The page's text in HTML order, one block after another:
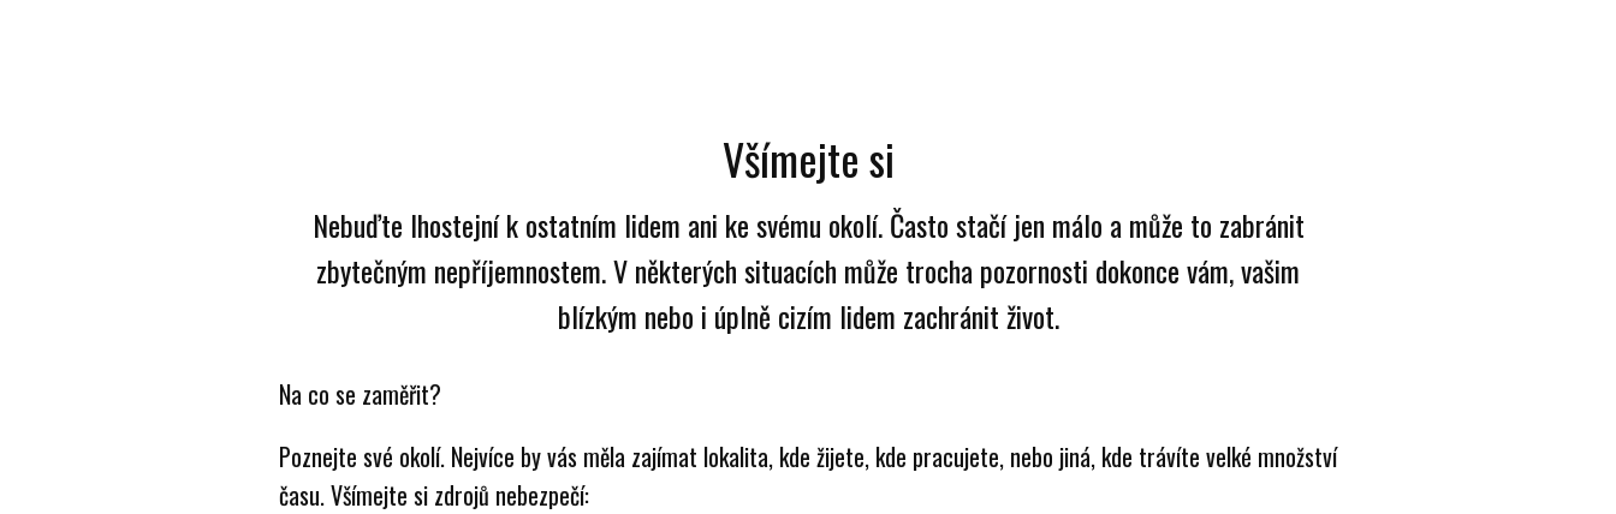
Všímejte si
Nebuďte lhostejní k ostatním lidem ani ke svému okolí. Často stačí jen málo a může to zabránit
zbytečným nepříjemnostem. V některých situacích může trocha pozornosti dokonce vám, vašim
blízkým nebo i úplně cizím lidem zachránit život.
Na co se zaměřit?
Poznejte své okolí. Nejvíce by vás měla zajímat lokalita, kde žijete, kde pracujete, nebo jiná, kde trávíte velké množství
času. Všímejte si zdrojů nebezpečí: